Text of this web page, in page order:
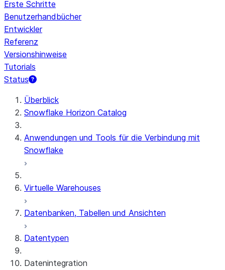
Erste Schritte
Benutzerhandbücher
Entwickler
Referenz
Versionshinweise
Tutorials
Status
Überblick
Snowflake Horizon Catalog
Anwendungen und Tools für die Verbindung mit
Snowflake
Virtuelle Warehouses
Datenbanken, Tabellen und Ansichten
Datentypen
Datenintegration